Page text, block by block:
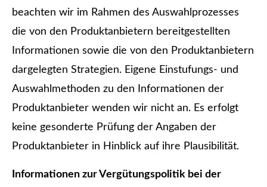
beachten wir im Rahmen des Auswahlprozesses
die von den Produktanbietern bereitgestellten
Informationen sowie die von den Produktanbietern
dargelegten Strategien. Eigene Einstufungs- und
Auswahlmethoden zu den Informationen der
Produktanbieter wenden wir nicht an. Es erfolgt
keine gesonderte Prüfung der Angaben der
Produktanbieter in Hinblick auf ihre Plausibilität.
Informationen zur Vergütungspolitik bei der